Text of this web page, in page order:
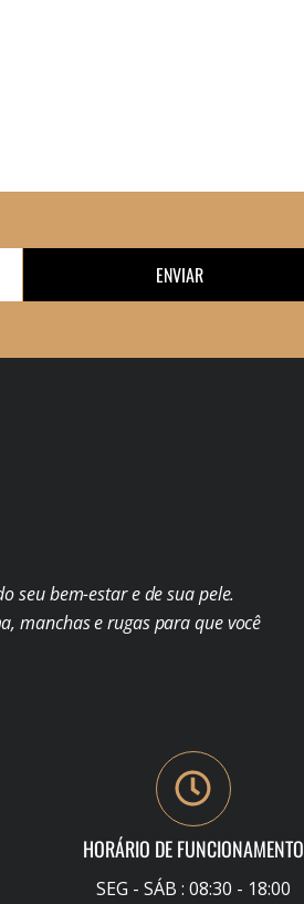
ENVIAR
seu bem-estar e de sua pele.
manchas e rugas para que você
HORÁRIO DE FUNCIONAMENTO
SEG - SÁB : 08:30 - 18:00